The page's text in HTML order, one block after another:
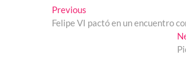
Navegación
de
Previous
post:
Felipe VI pactó en un encuentro